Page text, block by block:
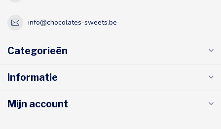
info@chocolates-sweets.be
Categorieën
Informatie
Mijn account